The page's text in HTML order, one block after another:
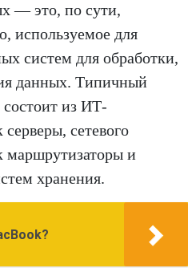
— это, по сути,
используемое для
систем для обработки,
данных. Типичный
из ИТ-
серверы, сетевого
маршрутизаторы и
хранения.